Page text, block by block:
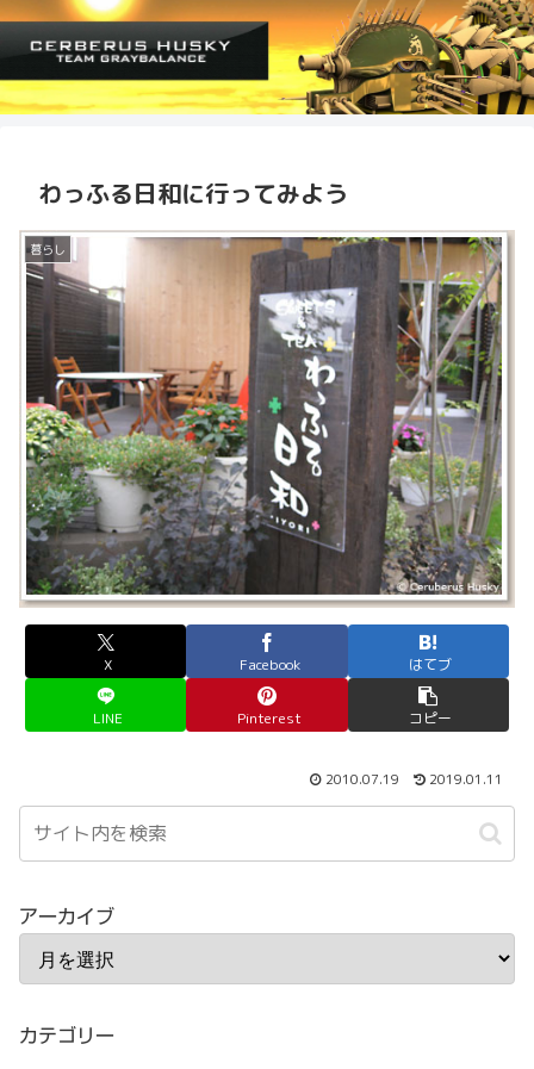
わっふる日和に行ってみよう
暮らし
X Facebook はてブ
LINE Pinterest コピー
2010.07.19 2019.01.11
アーカイブ
カテゴリー